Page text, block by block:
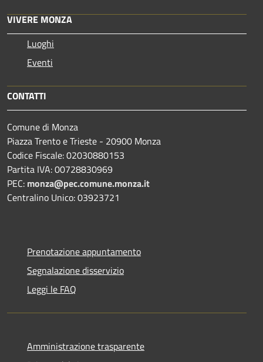
VIVERE MONZA
Luoghi
Eventi
CONTATTI
Comune di Monza
Piazza Trento e Trieste - 20900 Monza
Codice Fiscale: 02030880153
Partita IVA: 00728830969
PEC: monza@pec.comune.monza.it
Centralino Unico: 03923721
Prenotazione appuntamento
Segnalazione disservizio
Leggi le FAQ
Amministrazione trasparente